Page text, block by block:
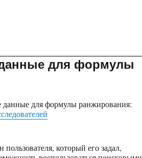
для формулы
для формулы ранжирования:
который его задал,